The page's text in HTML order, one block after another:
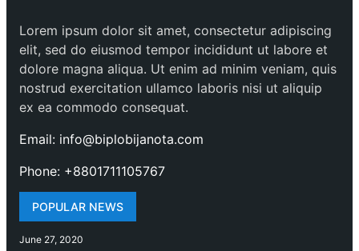
Lorem ipsum dolor sit amet, consectetur adipiscing
elit, sed do eiusmod tempor incididunt ut labore et
dolore magna aliqua. Ut enim ad minim veniam, quis
nostrud exercitation ullamco laboris nisi ut aliquip
ex ea commodo consequat.
Email: info@biplobijanota.com
Phone: +8801711105767
POPULAR NEWS
June 27, 2020